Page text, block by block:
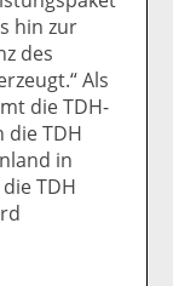
hin zur
des
Als
die TDH-
die TDH
in
TDH